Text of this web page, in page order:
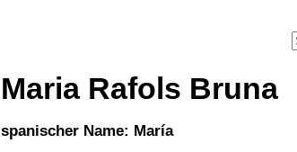
Maria Rafols Bruna
spanischer Name: María